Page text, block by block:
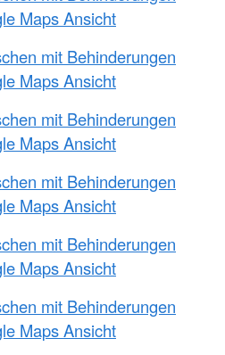
Maps Ansicht
mit Behinderungen
Maps Ansicht
mit Behinderungen
Maps Ansicht
mit Behinderungen
Maps Ansicht
mit Behinderungen
Maps Ansicht
mit Behinderungen
Maps Ansicht